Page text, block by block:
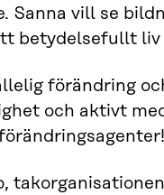
Sanna vill se
betydelsefullt
förändring
och aktivt